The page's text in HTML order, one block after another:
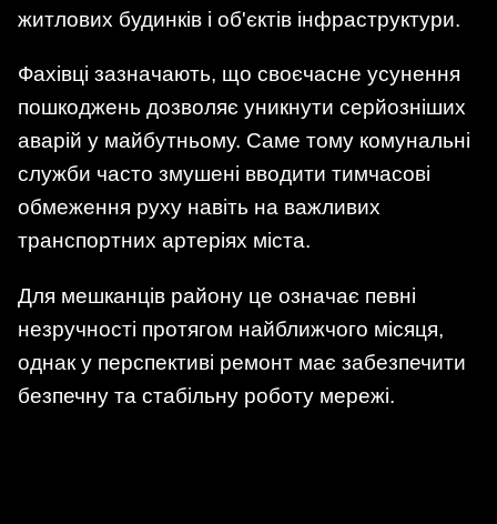
житлових будинків і об'єктів інфраструктури.
Фахівці зазначають, що своєчасне усунення
пошкоджень дозволяє уникнути серйозніших
аварій у майбутньому. Саме тому комунальні
служби часто змушені вводити тимчасові
обмеження руху навіть на важливих
транспортних артеріях міста.
Для мешканців району це означає певні
незручності протягом найближчого місяця,
однак у перспективі ремонт має забезпечити
безпечну та стабільну роботу мережі.